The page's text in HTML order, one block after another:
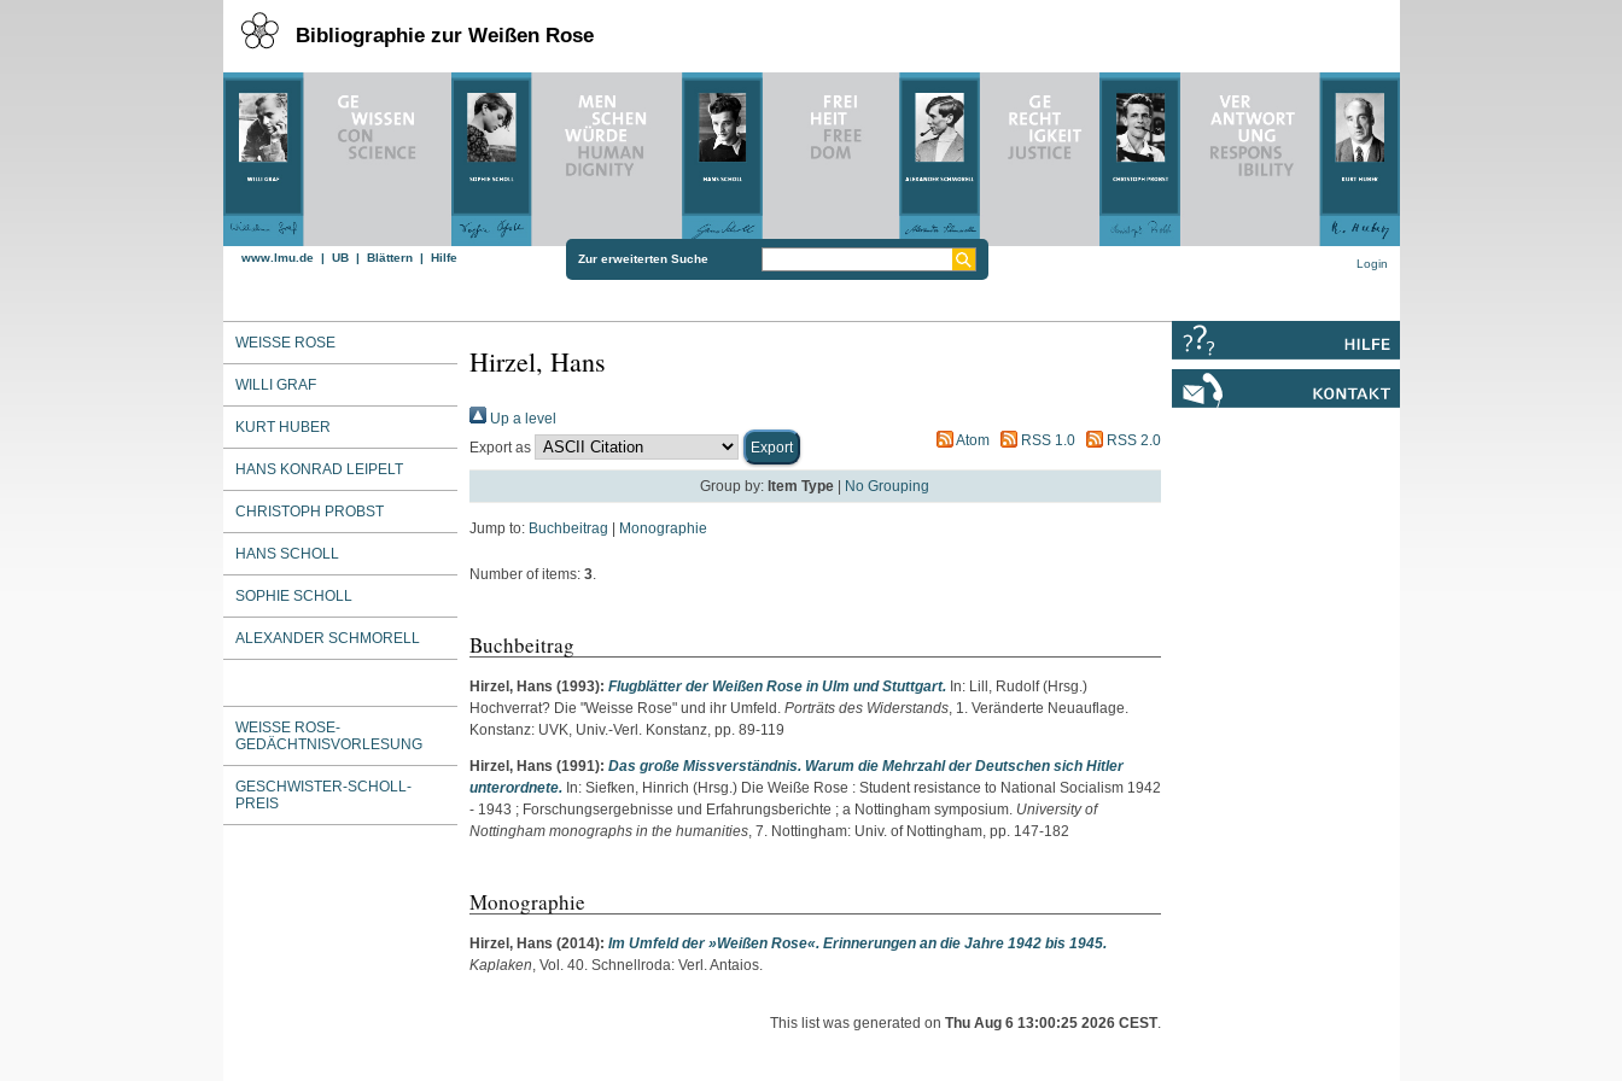
Bibliographie zur Weißen Rose
www.lmu.de| UB| Blättern| Hilfe Zur erweiterten Suche Login
WEISSE ROSE
WILLI GRAF
KURT HUBER
HANS KONRAD LEIPELT
CHRISTOPH PROBST
HANS SCHOLL
SOPHIE SCHOLL
ALEXANDER SCHMORELL
WEISSE ROSE-G
EDÄCHTNISVORLESUNG
GESCHWISTER-SCHOLL-
PREIS
Hirzel, Hans
Up a level
Export as
Atom RSS 1.0 RSS 2.0
Group by: Item Type No Grouping
Jump to: Buchbeitrag Monographie
Number of items: 3.
Buchbeitrag
Hirzel, Hans (1993): Flugblätter der Weißen Rose in Ulm und Stuttgart. In: Lill, Rudolf(Hrsg.)
Hochverrat? Die "Weisse Rose" und ihr Umfeld. Porträts des Widerstands, 1. Veränderte Neuauflage.
Konstanz: UVK, Univ.-Verl. Konstanz, pp. 89-119
Hirzel, Hans (1991): Das große Missverständnis. Warum die Mehrzahl der Deutschen sich Hitler
unterordnete.In: Siefken, Hinrich (Hrsg.) Die Weiße Rose : Student resistance to National Socialism 1942
- 1943 ; Forschungsergebnisse und Erfahrungsberichte ; a Nottingham symposium. University of
Nottingham monographs in the humanities, 7. Nottingham: Univ. of Nottingham, pp. 147-182
Monographie
Hirzel, Hans (2014): Im Umfeld der »Weißen Rose«. Erinnerungen an die Jahre 1942 bis 1945.
Kaplaken, Vol. 40. Schnellroda: Verl. Antaios.
This list was generated on Thu Aug 6 13:00:25 2026 CEST.